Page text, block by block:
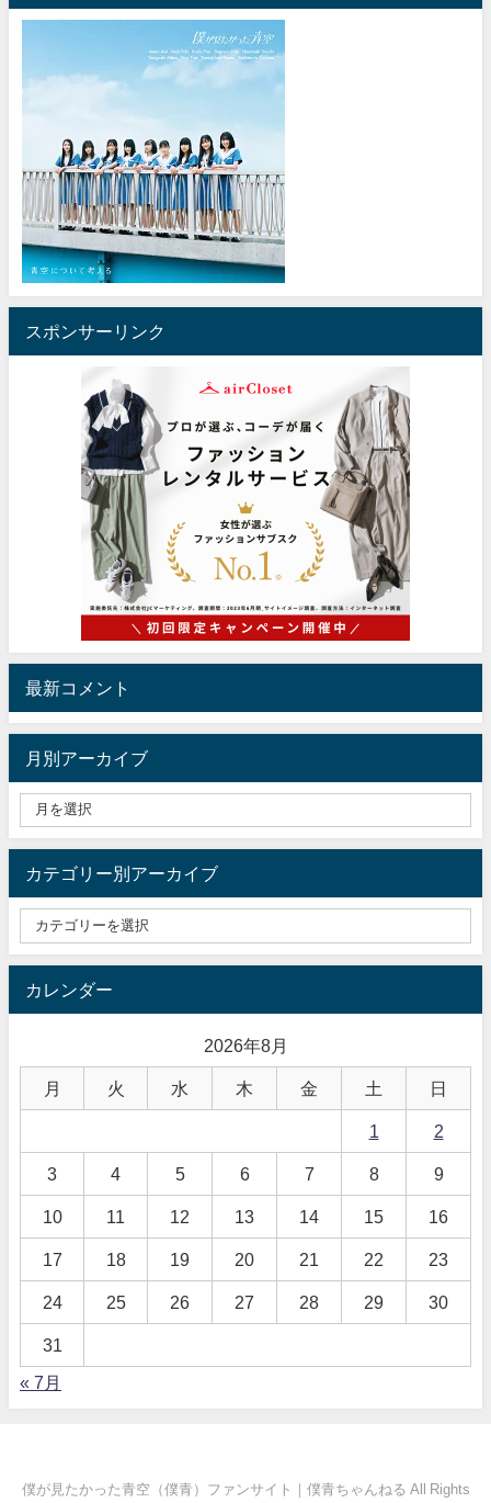
スポンサーリンク
最新コメント
月別アーカイブ
カテゴリー別アーカイブ
カレンダー
2026年8月
月 火 水 木 金 土 日
1 2
3 4 5 6 7 8 9
10 11 12 13 14 15 16
17 18 19 20 21 22 23
24 25 26 27 28 29 30
31
« 7月
僕が見たかった青空（僕青）ファンサイト｜僕青ちゃんねる All Rights